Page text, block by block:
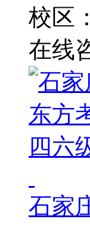
校区：
在线
石家